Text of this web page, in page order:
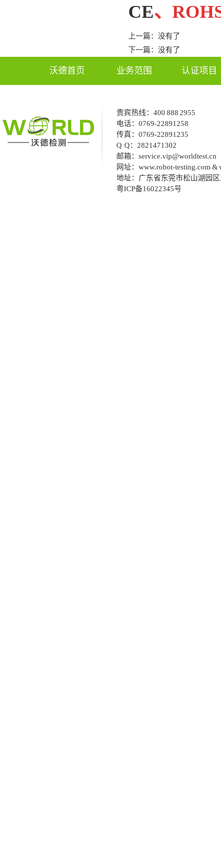
CE、
上一篇：没有了
下一篇：没有了
沃德首页 业务范围 认证项目
贵宾热线： 400 888 2955
电话： 0769-22891258
传真： 0769-22891235
Q Q： 2821471302
邮箱：
网址： www.robot-testing.com &
地址：广东省东莞市松山湖园
粤ICP备16022345号